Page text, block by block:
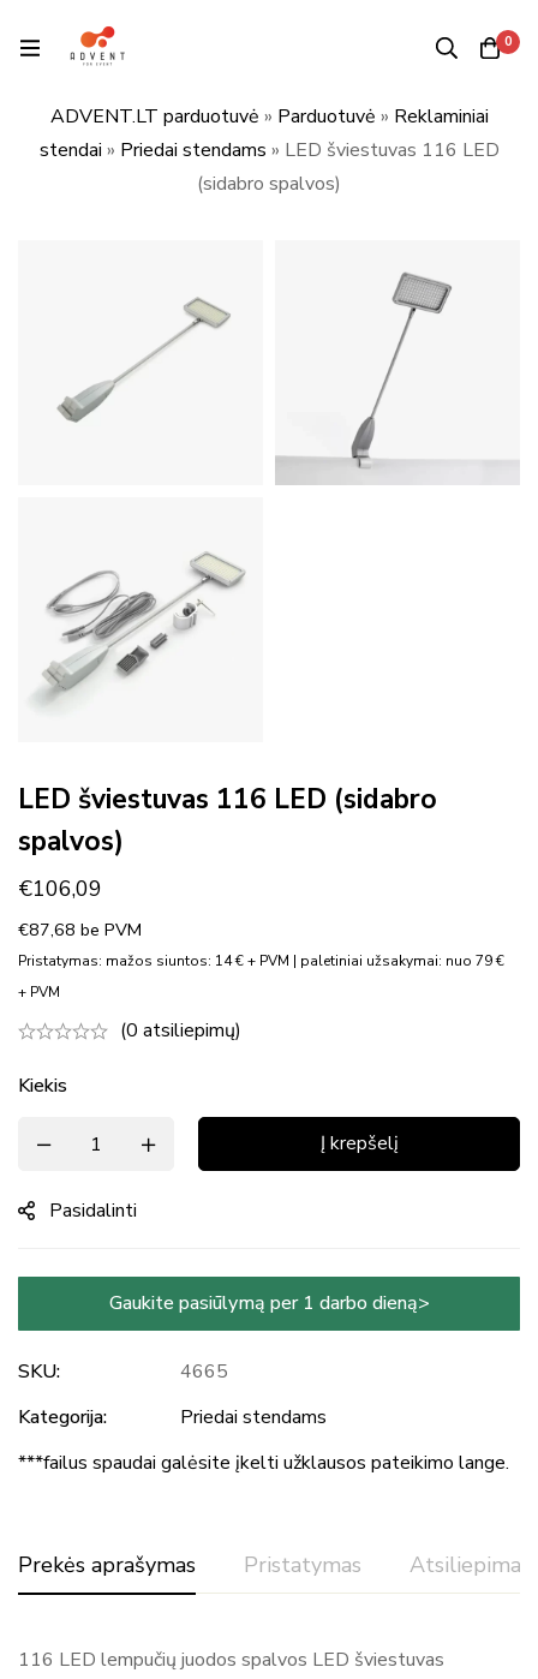
0
ADVENT.LT parduotuvė » Parduotuvė » Reklaminiai
stendai » Priedai stendams » LED šviestuvas 116 LED
(sidabro spalvos)
LED šviestuvas 116 LED (sidabro
spalvos)
€106,09
€87,68 be PVM
Pristatymas: mažos siuntos: 14 € + PVM | paletiniai užsakymai: nuo 79 €
+ PVM
(0 atsiliepimų)
Kiekis
Į krepšelį
Pasidalinti
Gaukite pasiūlymą per 1 darbo dieną>
SKU:
4665
Kategorija:
Priedai stendams
***failus spaudai galėsite įkelti užklausos pateikimo lange.
Prekės aprašymas Pristatymas Atsiliepimai
116 LED lempučių juodos spalvos LED šviestuvas
Reitingas ir atsiliepimai